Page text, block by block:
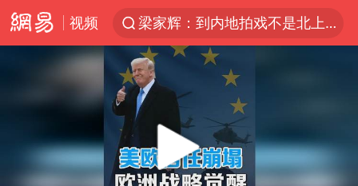
视频
梁家辉：到内地拍戏不是北上是回归
情侣平潭拍日出坠崖1死1伤
白海豚将正面袭击贯穿浙江
《欢迎来龙餐馆》口碑
几元成本的AI广告导致千万市值蒸发